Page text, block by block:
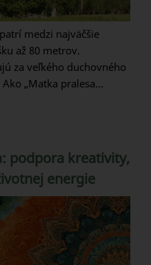
medzi najväčšie
až 80 metrov.
za veľkého duchovného
„Matka pralesa...
podpora kreativity,
energie